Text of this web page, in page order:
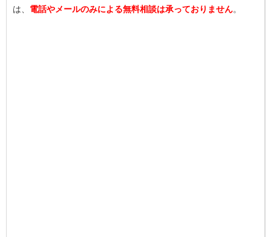
は、 電話やメールのみによる無料相談は承っておりません。